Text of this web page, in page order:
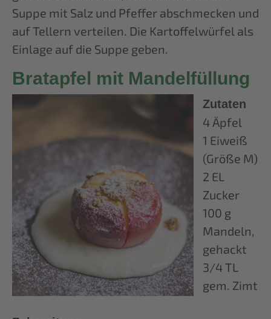
Suppe mit Salz und Pfeffer abschmecken und
auf Tellern verteilen. Die Kartoffelwürfel als
Einlage auf die Suppe geben.
Bratapfel mit Mandelfüllung
Zutaten
4 Äpfel
1 Eiweiß
(Größe M)
2 EL
Zucker
100 g
Mandeln,
gehackt
3/4 TL
gem. Zimt